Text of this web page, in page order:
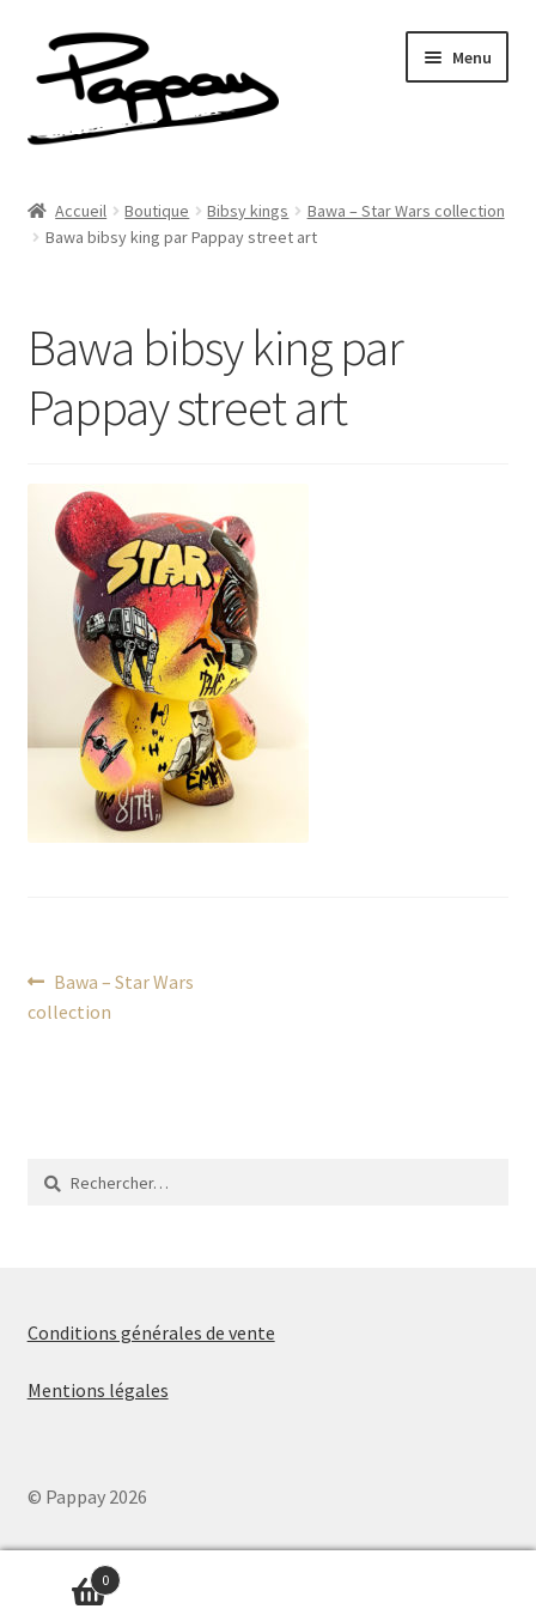
Aller
navigation
Aller
au
contenu
Menu
Réalisations
Contact
Newsletter
Accueil Boutique Bibsy kings
Bawa – Star Wars collection
Bawa bibsy king par Pappay street art
Bawa bibsy king par
Pappay street art
Navigation
de
Article
précédent :
Bawa – Star Wars
collection
Rechercher :
Conditions générales de vente
Mentions légales
© Pappay 2026
0